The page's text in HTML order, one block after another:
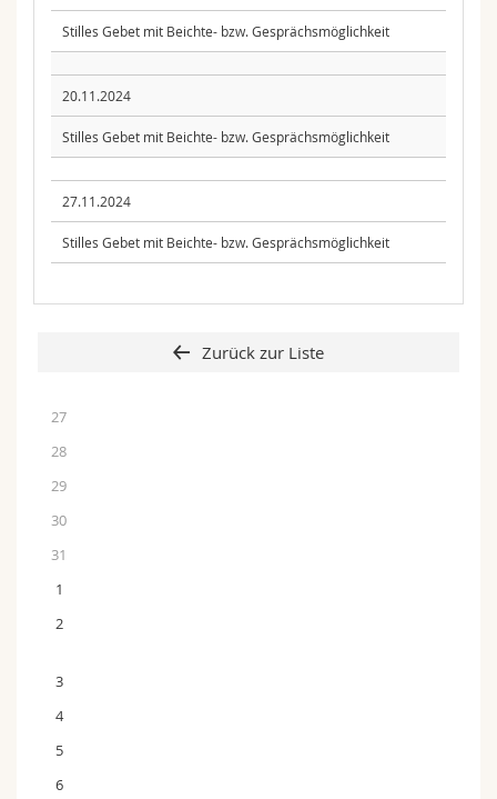
Stilles Gebet mit Beichte- bzw. Gesprächsmöglichkeit
20.11.2024
Stilles Gebet mit Beichte- bzw. Gesprächsmöglichkeit
27.11.2024
Stilles Gebet mit Beichte- bzw. Gesprächsmöglichkeit
Zurück zur Liste
27
28
29
30
31
1
2
3
4
5
6